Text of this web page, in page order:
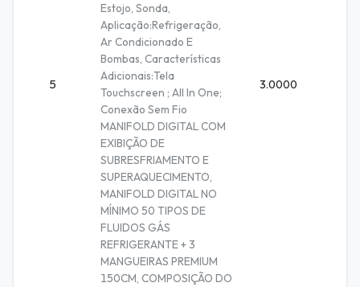
5
Estojo, Sonda,
Aplicação:Refrigeração,
Ar Condicionado E
Bombas, Características
Adicionais:Tela
Touchscreen ; All In One;
Conexão Sem Fio
MANIFOLD DIGITAL COM
EXIBIÇÃO DE
SUBRESFRIAMENTO E
SUPERAQUECIMENTO,
MANIFOLD DIGITAL NO
MÍNIMO 50 TIPOS DE
FLUIDOS GÁS
REFRIGERANTE + 3
MANGUEIRAS PREMIUM
150CM, COMPOSIÇÃO DO
3.0000